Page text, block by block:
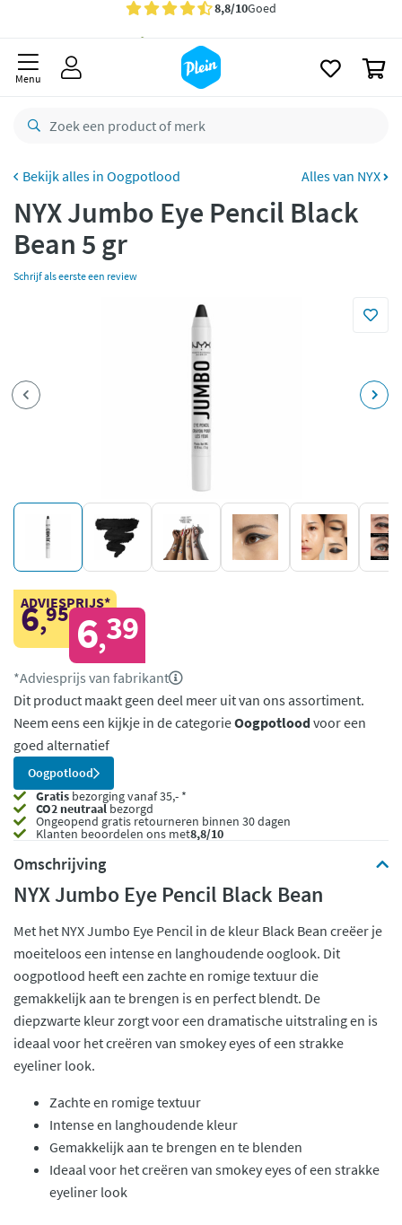
Gratisbezorging vanaf 35,- *
besteld,
retourneren
CO2 neutraal
Betaal met Klarna
Menu
Oogpotlood Alles van NYX
NYX Jumbo Eye Pencil Black
Bean 5 gr
Schrijf als eerste een review
ADVIESPRIJS*
6,95 6,39
*Adviesprijs van fabrikant
Dit product maakt geen deel meer uit van ons assortiment.
Neem eens een kijkje in de categorieOogpotloodvoor een
goed alternatief
Oogpotlood
Gratis bezorging vanaf 35,- *
CO2 neutraalbezorgd
Ongeopend gratis retourneren binnen 30 dagen
Klanten beoordelen ons met8,8/10
Omschrijving
NYX Jumbo Eye Pencil Black Bean
Met het NYX Jumbo Eye Pencil in de kleur Black Bean creëer je
moeiteloos een intense en langhoudende ooglook. Dit
oogpotlood heeft een zachte en romige textuur die
gemakkelijk aan te brengen is en perfect blendt. De
diepzwarte kleur zorgt voor een dramatische uitstraling en is
ideaal voor het creëren van smokey eyes of een strakke
eyeliner look.
Zachte en romige textuur
Intense en langhoudende kleur
Gemakkelijk aan te brengen en te blenden
Ideaal voor het creëren van smokey eyes of een strakke
eyeliner look